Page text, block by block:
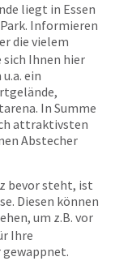
liegt in Essen
Informieren
die vielem
Ihnen hier
ein
In Summe
attraktivsten
Abstecher
bevor steht, ist
Diesen können
um z.B. vor
Ihre
gewappnet.